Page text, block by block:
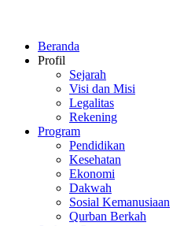
Beranda
Profil
Sejarah
Visi dan Misi
Legalitas
Rekening
Program
Pendidikan
Kesehatan
Ekonomi
Dakwah
Sosial Kemanusiaan
Qurban Berkah